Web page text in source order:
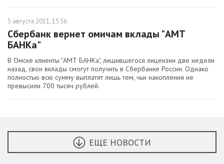
5 августа 2011, 15:56
Сбербанк вернет омичам вклады "АМТ
БАНКа"
В Омске клиенты "АМТ БАНКа", лишившегося лицензии две недели
назад, свои вклады смогут получить в Сбербанке России. Однако
полностью всю сумму выплатят лишь тем, чьи накопления не
превысили 700 тысяч рублей.
ЕЩЕ НОВОСТИ